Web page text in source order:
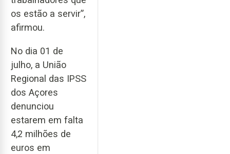
os estão a servir”,
afirmou.
No dia 01 de
julho, a União
Regional das IPSS
dos Açores
denunciou
estarem em falta
4,2 milhões de
euros em